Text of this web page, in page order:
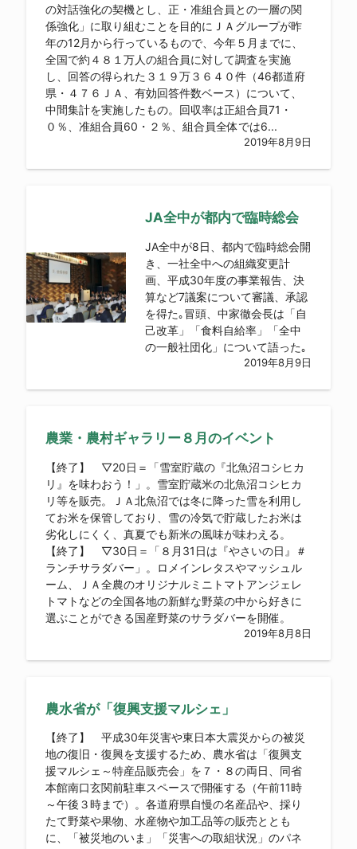
の対話強化の契機とし、正・准組合員との一層の関
係強化」に取り組むことを目的にＪＡグループが昨
年の12月から行っているもので、今年５月までに、
全国で約４８１万人の組合員に対して調査を実施
し、回答の得られた３１９万３６４０件（46都道府
県・４７６ＪＡ、有効回答件数ベース）について、
中間集計を実施したもの。回収率は正組合員71・
０％、准組合員60・２％、組合員全体では6...
2019年8月9日
JA全中が都内で臨時総会
JA全中が8日、都内で臨時総会開
き、一社全中への組織変更計
画、平成30年度の事業報告、決
算など7議案について審議、承認
を得た｡冒頭、中家徹会長は「自
己改革」「食料自給率」「全中
の一般社団化」について語った｡
2019年8月9日
農業・農村ギャラリー８月のイベント
【終了】 ▽20日＝「雪室貯蔵の『北魚沼コシヒカ
リ』を味わおう！」。雪室貯蔵米の北魚沼コシヒカ
リ等を販売。ＪＡ北魚沼では冬に降った雪を利用し
てお米を保管しており、雪の冷気で貯蔵したお米は
劣化しにくく、真夏でも新米の風味が味わえる。
【終了】 ▽30日＝「８月31日は『やさいの日』＃
ランチサラダバー」。ロメインレタスやマッシュル
ーム、ＪＡ全農のオリジナルミニトマトアンジェレ
トマトなどの全国各地の新鮮な野菜の中から好きに
選ぶことができる国産野菜のサラダバーを開催。
2019年8月8日
農水省が「復興支援マルシェ」
【終了】 平成30年災害や東日本大震災からの被災
地の復旧・復興を支援するため、農水省は「復興支
援マルシェ～特産品販売会」を７・８の両日、同省
本館南口玄関前駐車スペースで開催する（午前11時
～午後３時まで）。各道府県自慢の名産品や、採り
たて野菜や果物、水産物や加工品等の販売ととも
に、「被災地のいま」「災害への取組状況」のパネ